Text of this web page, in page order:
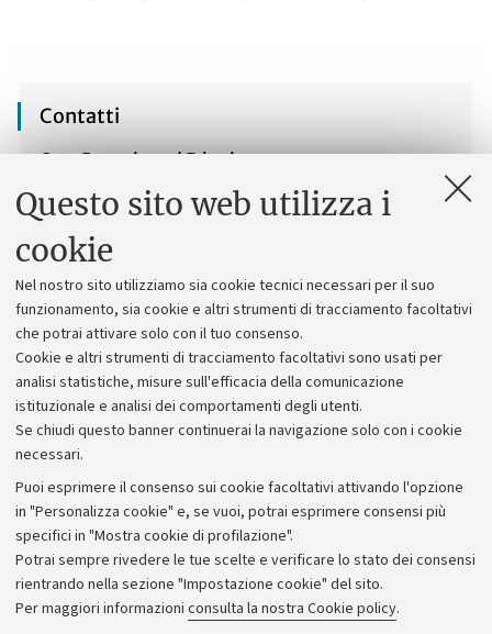
Questo sito web utilizza i
cookie
Nel nostro sito utilizziamo sia cookie tecnici necessari per il suo
funzionamento, sia cookie e altri strumenti di tracciamento facoltativi
che potrai attivare solo con il tuo consenso.
Cookie e altri strumenti di tracciamento facoltativi sono usati per
analisi statistiche, misure sull'efficacia della comunicazione
istituzionale e analisi dei comportamenti degli utenti.
Se chiudi questo banner continuerai la navigazione solo con i cookie
necessari.
Puoi esprimere il consenso sui cookie facoltativi attivando l'opzione
in "Personalizza cookie" e, se vuoi, potrai esprimere consensi più
specifici in "Mostra cookie di profilazione".
Potrai sempre rivedere le tue scelte e verificare lo stato dei consensi
rientrando nella sezione "Impostazione cookie" del sito.
Per maggiori informazioni consulta la nostra Cookie policy.
Contatti
Orto Botanico ed Erbario
Via Irnerio, 42, Bologna
E-mail
sma.ortoerbario@unibo.it
+39 051 2091309
Vedi anche
Orto Botanico ed Erbario
Sostieni l'Orto Botanico
Società Botanica Italiana
Accademia del Profumo